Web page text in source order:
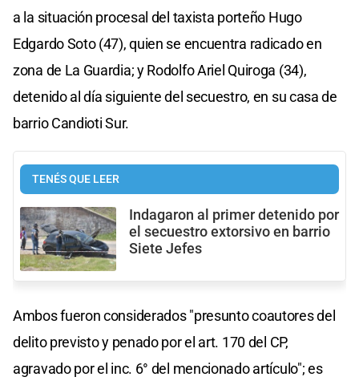
a la situación procesal del taxista porteño Hugo
Edgardo Soto (47), quien se encuentra radicado en
zona de La Guardia; y Rodolfo Ariel Quiroga (34),
detenido al día siguiente del secuestro, en su casa de
barrio Candioti Sur.
TENÉS QUE LEER
Indagaron al primer detenido por
el secuestro extorsivo en barrio
Siete Jefes
Ambos fueron considerados "presunto coautores del
delito previsto y penado por el art. 170 del CP,
agravado por el inc. 6° del mencionado artículo"; es